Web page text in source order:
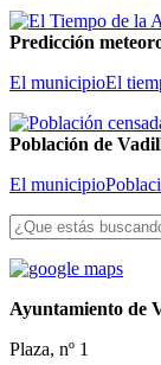
Predicción
El municipioEl
Población de
El municipio
Ayuntamiento de
Plaza, nº 1